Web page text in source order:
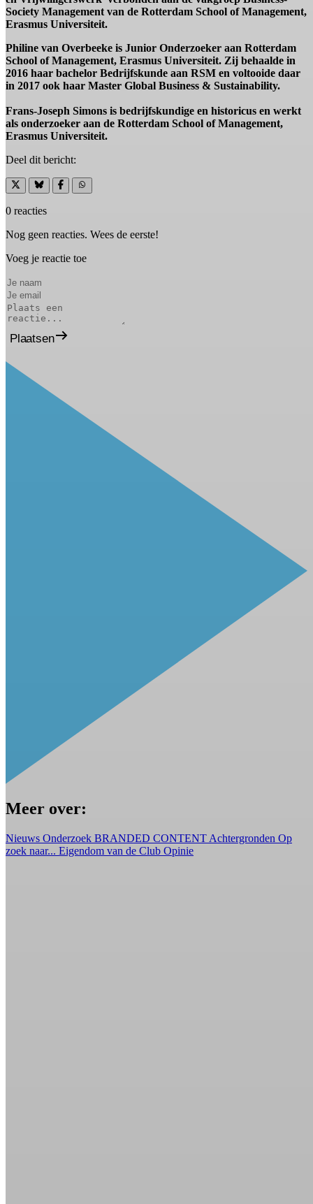
Society Management van de Rotterdam School of Management,
Erasmus Universiteit.
Philine van Overbeeke is Junior Onderzoeker aan Rotterdam
School of Management, Erasmus Universiteit. Zij behaalde in
2016 haar bachelor Bedrijfskunde aan RSM en voltooide daar
in 2017 ook haar Master Global Business & Sustainability.
Frans-Joseph Simons is bedrijfskundige en historicus en werkt
als onderzoeker aan de Rotterdam School of Management,
Erasmus Universiteit.
Deel dit bericht:
0 reacties
Nog geen reacties. Wees de eerste!
Voeg je reactie toe
Plaatsen
Meer over:
Nieuws Onderzoek BRANDED CONTENT Achtergronden Op
zoek naar... Eigendom van de Club Opinie